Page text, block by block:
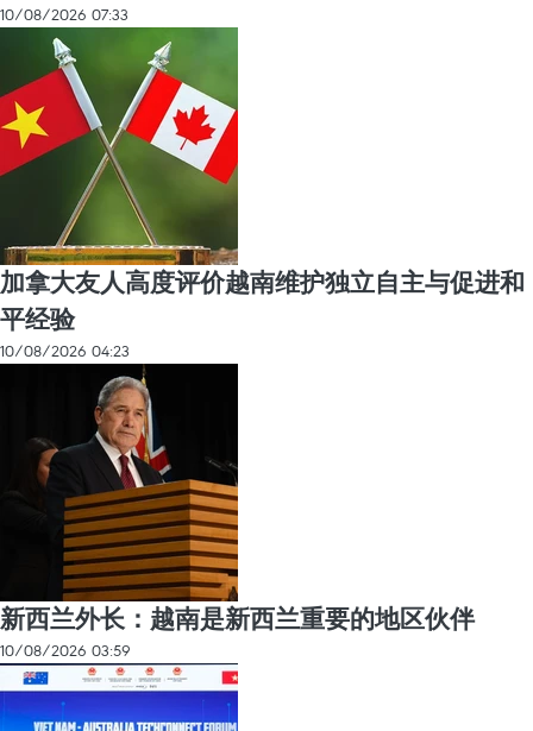
10/08/2026 07:33
加拿大友人高度评价越南维护独立自主与促进和
平经验
10/08/2026 04:23
新西兰外长：越南是新西兰重要的地区伙伴
10/08/2026 03:59